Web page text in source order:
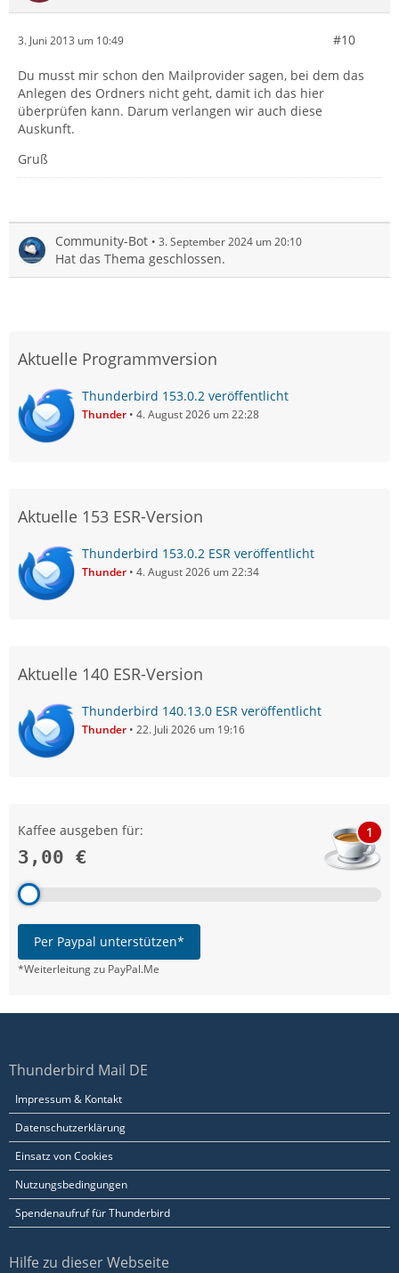
3. Juni 2013 um 10:49 #10
Du musst mir schon den Mailprovider sagen, bei dem das
Anlegen des Ordners nicht geht, damit ich das hier
überprüfen kann. Darum verlangen wir auch diese
Auskunft.
Gruß
Community-Bot 3. September 2024 um 20:10
Hat das Thema geschlossen.
Aktuelle Programmversion
Thunderbird 153.0.2 veröffentlicht
Thunder 4. August 2026 um 22:28
Aktuelle 153 ESR-Version
Thunderbird 153.0.2 ESR veröffentlicht
Thunder 4. August 2026 um 22:34
Aktuelle 140 ESR-Version
Thunderbird 140.13.0 ESR veröffentlicht
Thunder 22. Juli 2026 um 19:16
Kaffee ausgeben für:
3,00 €
1
Per Paypal unterstützen*
*Weiterleitung zu PayPal.Me
Thunderbird Mail DE
Impressum & Kontakt
Datenschutzerklärung
Einsatz von Cookies
Nutzungsbedingungen
Spendenaufruf für Thunderbird
Hilfe zu dieser Webseite